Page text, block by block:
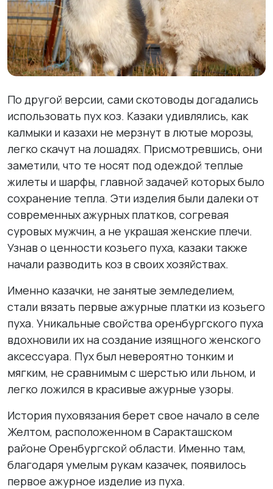
По другой версии, сами скотоводы догадались
использовать пух коз. Казаки удивлялись, как
калмыки и казахи не мерзнут в лютые морозы,
легко скачут на лошадях. Присмотревшись, они
заметили, что те носят под одеждой теплые
жилеты и шарфы, главной задачей которых было
сохранение тепла. Эти изделия были далеки от
современных ажурных платков, согревая
суровых мужчин, а не украшая женские плечи.
Узнав о ценности козьего пуха, казаки также
начали разводить коз в своих хозяйствах.
Именно казачки, не занятые земледелием,
стали вязать первые ажурные платки из козьего
пуха. Уникальные свойства оренбургского пуха
вдохновили их на создание изящного женского
аксессуара. Пух был невероятно тонким и
мягким, не сравнимым с шерстью или льном, и
легко ложился в красивые ажурные узоры.
История пуховязания берет свое начало в селе
Желтом, расположенном в Саракташском
районе Оренбургской области. Именно там,
благодаря умелым рукам казачек, появилось
первое ажурное изделие из пуха.